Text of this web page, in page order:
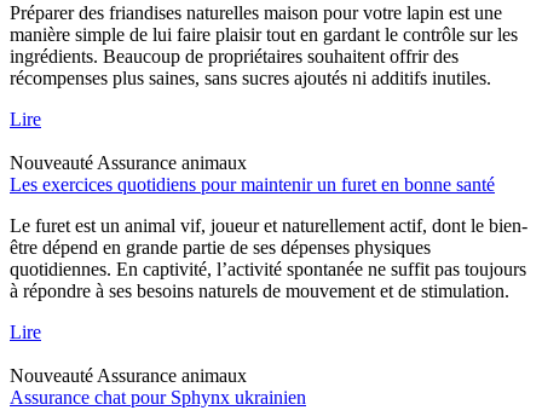
Préparer des friandises naturelles maison pour votre lapin est une
manière simple de lui faire plaisir tout en gardant le contrôle sur les
ingrédients. Beaucoup de propriétaires souhaitent offrir des
récompenses plus saines, sans sucres ajoutés ni additifs inutiles.
Lire
Nouveauté Assurance animaux
Les exercices quotidiens pour maintenir un furet en bonne santé
Le furet est un animal vif, joueur et naturellement actif, dont le bien-
être dépend en grande partie de ses dépenses physiques
quotidiennes. En captivité, l’activité spontanée ne suffit pas toujours
à répondre à ses besoins naturels de mouvement et de stimulation.
Lire
Nouveauté Assurance animaux
Assurance chat pour Sphynx ukrainien